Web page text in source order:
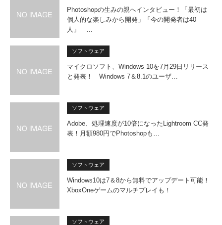
Photoshopの生みの親へインタビュー！「最初は
個人的な楽しみから開発」「今の開発者は40
人」 …
ソフトウェア
マイクロソフト、Windows 10を7月29日リリース
と発表！ Windows 7＆8.1のユーザ…
ソフトウェア
Adobe、処理速度が10倍になったLightroom CC発
表！月額980円でPhotoshopも…
ソフトウェア
Windows10は7＆8から無料でアップデート可能！
XboxOneゲームのマルチプレイも！
ソフトウェア